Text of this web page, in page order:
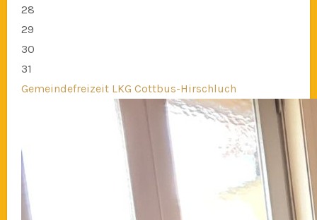
28
29
30
31
Gemeindefreizeit LKG Cottbus-Hirschluch